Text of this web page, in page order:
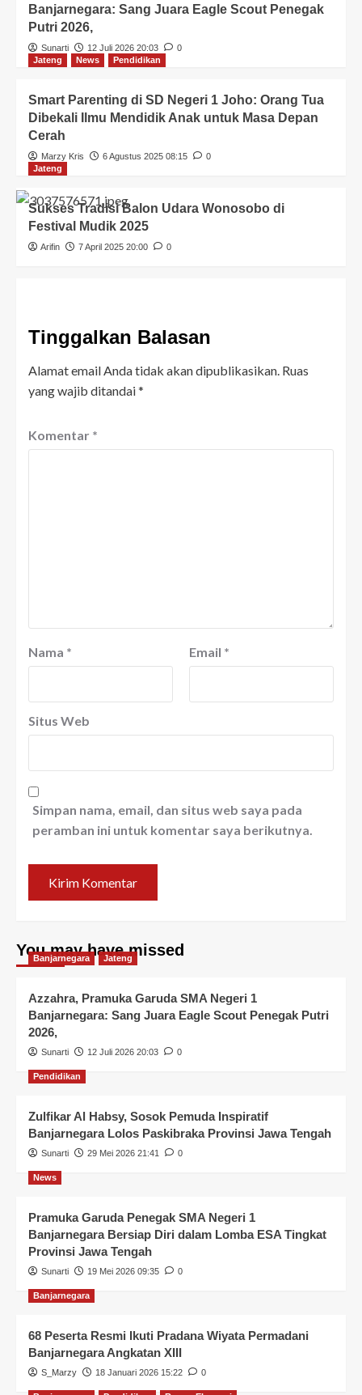
Banjarnegara: Sang Juara Eagle Scout Penegak
Putri 2026,
Sunarti 12 Juli 2026 20:03
0
Jateng
News Pendidikan
Smart Parenting di SD Negeri 1 Joho: Orang Tua
Dibekali Ilmu Mendidik Anak untuk Masa Depan
Cerah
Marzy Kris 6 Agustus 2025 08:15
0
Jateng
Sukses Tradisi Balon Udara Wonosobo di
Festival Mudik 2025
Arifin 7 April 2025 20:00 0
Tinggalkan Balasan
Alamat email Anda tidak akan dipublikasikan. Ruas
yang wajib ditandai*
Komentar *
Nama * Email *
Situs Web
Simpan nama, email, dan situs web saya pada
peramban ini untuk komentar saya berikutnya.
You may have missed
Banjarnegara Jateng
Azzahra, Pramuka Garuda SMA Negeri 1
Banjarnegara: Sang Juara Eagle Scout Penegak Putri
2026,
Sunarti 12 Juli 2026 20:03 0
Pendidikan
Zulfikar Al Habsy, Sosok Pemuda Inspiratif
Banjarnegara Lolos Paskibraka Provinsi Jawa Tengah
Sunarti 29 Mei 2026 21:41 0
News
Pramuka Garuda Penegak SMA Negeri 1
Banjarnegara Bersiap Diri dalam Lomba ESA Tingkat
Provinsi Jawa Tengah
Sunarti 19 Mei 2026 09:35 0
Banjarnegara
68 Peserta Resmi Ikuti Pradana Wiyata Permadani
Banjarnegara Angkatan XIII
S_Marzy 18 Januari 2026 15:22 0